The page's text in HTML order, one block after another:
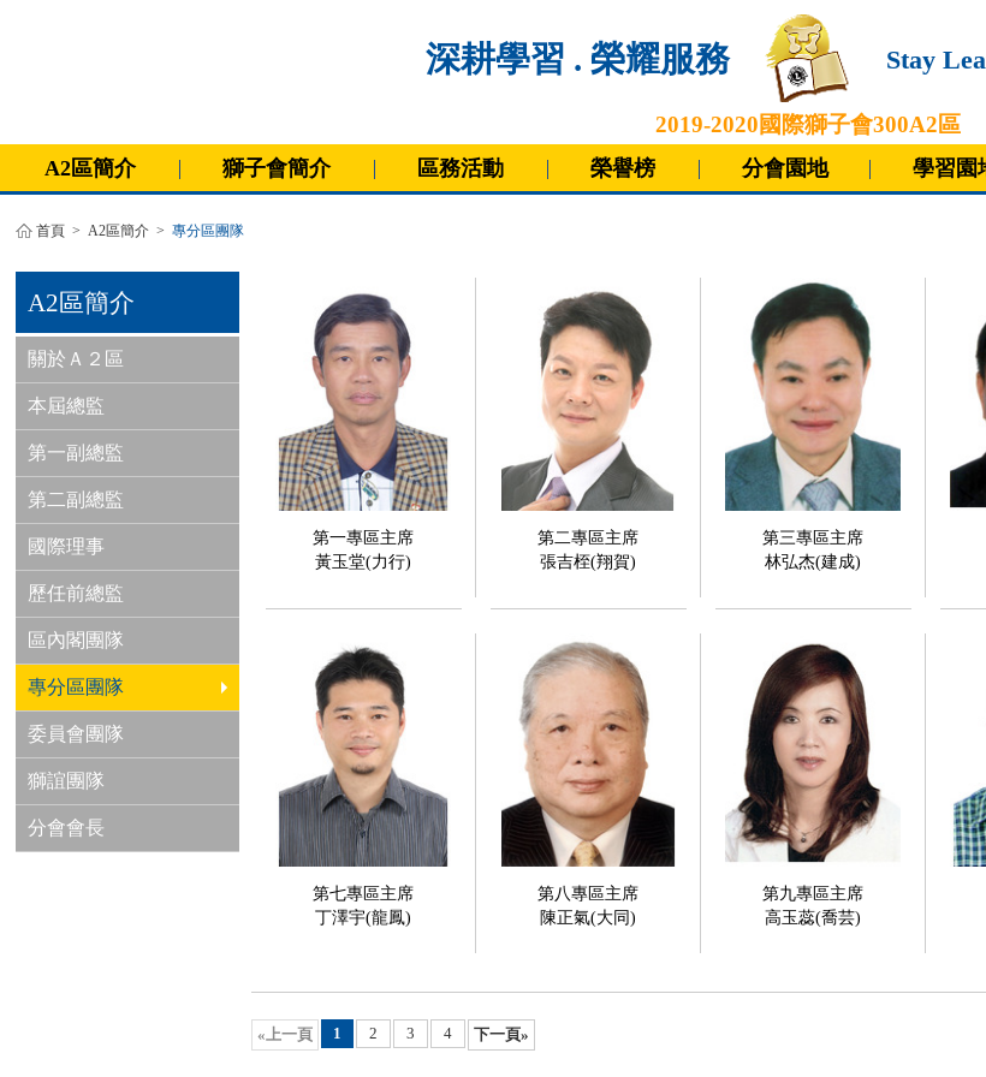
深耕學習 . 榮耀服務 Stay
2019-2020國際獅子會300A2區
A2區簡介 獅子會簡介 區務活動 榮譽榜 分會園地 學習園
首頁 > A2區簡介 > 專分區團隊
A2區簡介
關於Ａ２區
本屆總監
第一副總監
第二副總監
國際理事
歷任前總監
區內閣團隊
專分區團隊
委員會團隊
獅誼團隊
分會會長
第一專區主席
黃玉堂(力行)
第二專區主席
張吉桎(翔賀)
第三專區主席
林弘杰(建成)
第七專區主席
丁澤宇(龍鳳)
第八專區主席
陳正氣(大同)
第九專區主席
高玉蕊(喬芸)
«上一頁 1 2 3 4 下一頁»